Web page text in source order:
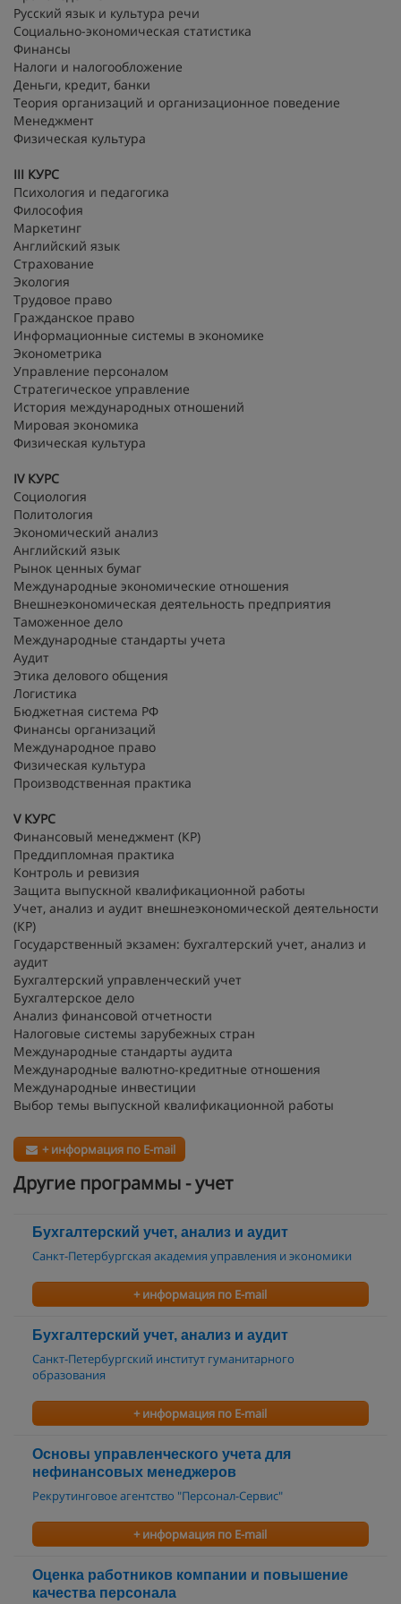
Русский язык и культура речи
Социально-экономическая статистика
Финансы
Налоги и налогообложение
Деньги, кредит, банки
Теория организаций и организационное поведение
Менеджмент
Физическая культура
III КУРС
Психология и педагогика
Философия
Маркетинг
Английский язык
Страхование
Экология
Трудовое право
Гражданское право
Информационные системы в экономике
Эконометрика
Управление персоналом
Стратегическое управление
История международных отношений
Мировая экономика
Физическая культура
IV КУРС
Социология
Политология
Экономический анализ
Английский язык
Рынок ценных бумаг
Международные экономические отношения
Внешнеэкономическая деятельность предприятия
Таможенное дело
Международные стандарты учета
Аудит
Этика делового общения
Логистика
Бюджетная система РФ
Финансы организаций
Международное право
Физическая культура
Производственная практика
V КУРС
Финансовый менеджмент (КР)
Преддипломная практика
Контроль и ревизия
Защита выпускной квалификационной работы
Учет, анализ и аудит внешнеэкономической деятельности
(КР)
Государственный экзамен: бухгалтерский учет, анализ и
аудит
Бухгалтерский управленческий учет
Бухгалтерское дело
Анализ финансовой отчетности
Налоговые системы зарубежных стран
Международные стандарты аудита
Международные валютно-кредитные отношения
Международные инвестиции
Выбор темы выпускной квалификационной работы
+ информация по E-mail
Другие программы - учет
Бухгалтерский учет, анализ и аудит
Санкт-Петербургская академия управления и экономики
+ информация по E-mail
Бухгалтерский учет, анализ и аудит
Санкт-Петербургский институт гуманитарного
образования
+ информация по E-mail
Основы управленческого учета для
нефинансовых менеджеров
Рекрутинговое агентство "Персонал-Сервис"
+ информация по E-mail
Оценка работников компании и повышение
качества персонала